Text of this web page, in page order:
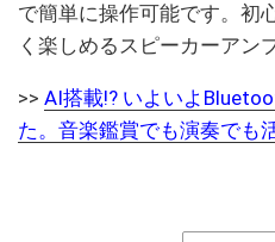
で簡単に操作可能です。初
く楽しめるスピーカーアン
>> AI搭載!? いよいよ
た。音楽鑑賞でも演奏でも